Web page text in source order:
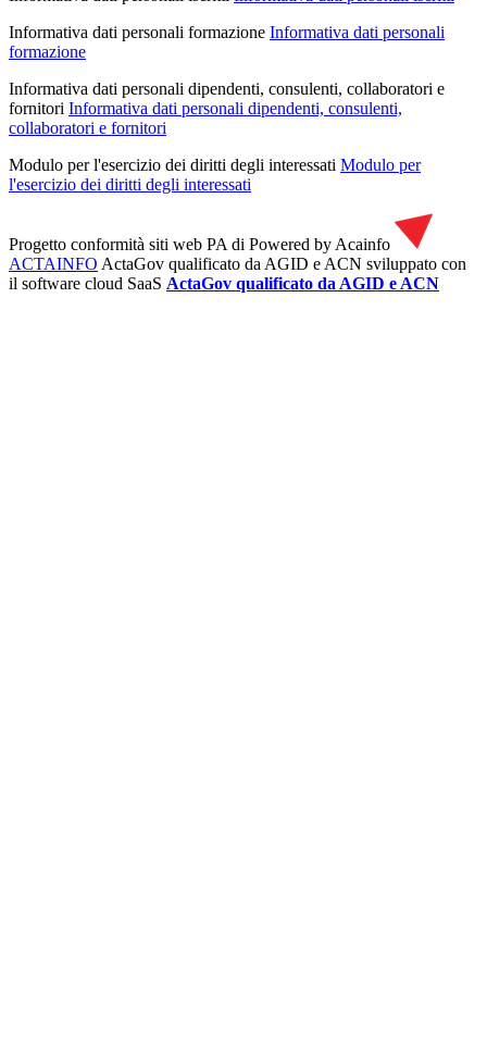
Informativa dati personali formazione Informativa dati personali
formazione
Informativa dati personali dipendenti, consulenti, collaboratori e
fornitori Informativa dati personali dipendenti, consulenti,
collaboratori e fornitori
Modulo per l'esercizio dei diritti degli interessati Modulo per
l'esercizio dei diritti degli interessati
Progetto conformità siti web PA di Powered by Acainfo
ACTAINFO ActaGov qualificato da AGID e ACN sviluppato con
il software cloud SaaS ActaGov qualificato da AGID e ACN